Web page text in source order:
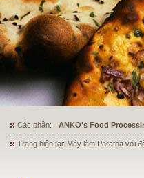
Các phần: ANKO's Food
Trang hiện tại: Máy làm Paratha với